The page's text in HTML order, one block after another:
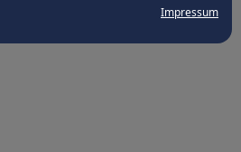
Impressum